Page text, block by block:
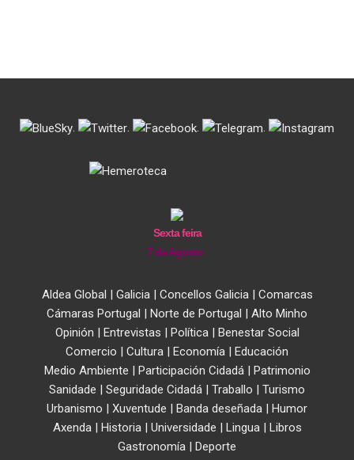
. . . .
Sexta feira
7 de Agosto
Aldea Global | Galicia| Concellos Galicia| Comarcas
Cámaras Portugal | Norte de Portugal | Alto Minho
Opinión | Entrevistas | Política| Benestar Social
Comercio | Cultura | Economía | Educación
Medio Ambiente | Participación Cidadá| Patrimonio
Sanidade | Seguridade Cidadá | Traballo | Turismo
Urbanismo | Xuventude | Banda deseñada | Humor
Axenda| Historia| Universidade | Lingua| Libros
Gastronomía | Deporte